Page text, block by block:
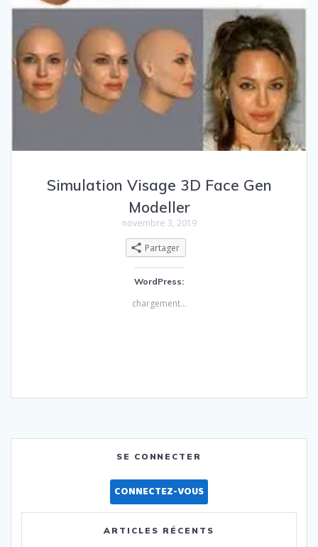
Simulation Visage 3D Face Gen
Modeller
novembre 3, 2019
Partager
WordPress:
chargement…
SE CONNECTER
CONNECTEZ-VOUS
ARTICLES RÉCENTS